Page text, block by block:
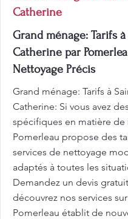
Catherine
Grand ménage: Tarifs
Catherine par
Nettoyage Précis
Grand ménage: Tarifs à
Catherine: Si vous avez
spécifiques en matière de
Pomerleau propose des
services de nettoyage
adaptés à toutes les
Demandez un devis
découvrez nos services
Pomerleau établit de